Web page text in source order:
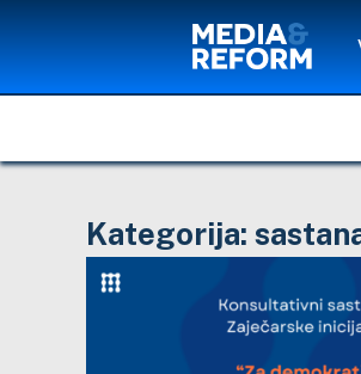
Kategorija: